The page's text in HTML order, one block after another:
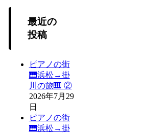
最近の
投稿
ピアノの街
🎹浜松→掛
川の旅🎹 ②
2026年7月29
日
ピアノの街
🎹浜松→掛